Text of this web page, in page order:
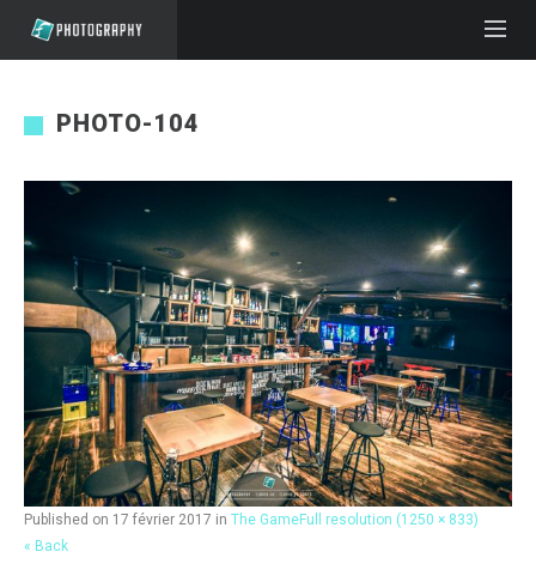
PHOTO-104
Published on 17 février 2017 in The GameFull resolution (1250 × 833)
« Back